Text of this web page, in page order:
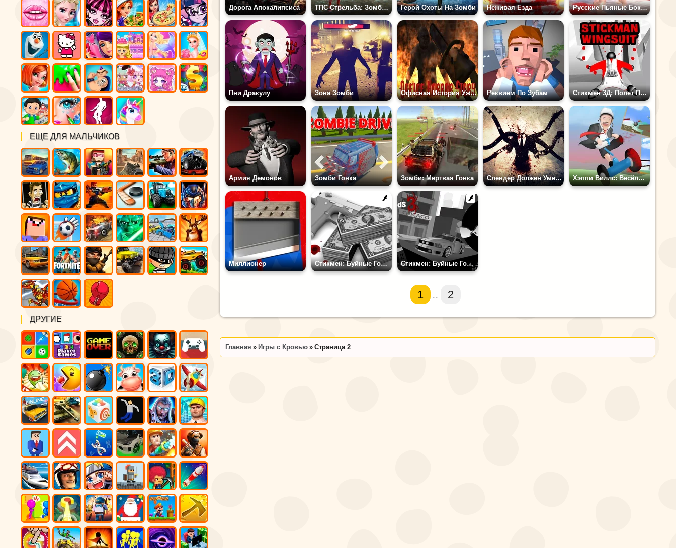
ЕЩЕ ДЛЯ МАЛЬЧИКОВ
ДРУГИЕ
Дорога Апокалипсиса ТПС Стрельба: Зомби Апокалипсис Герой Охоты На Зомби Неживая Езда Русские Пьяные Боксеры
Пни Дракулу Зона Зомби Офисная История Ужасов Реквием По Зубам Стикмен 3Д: Полет Планер
Армия Демонов Зомби Гонка Зомби: Мертвая Гонка Слендер Должен Умереть: Промышленные Отходы Хэппи Виллс: Весёлый Ездок
Миллионер Стикмен: Буйные Головы Стикмен: Буйные Головы 3
1 .. 2
Главная Игры с Кровью Страница 2